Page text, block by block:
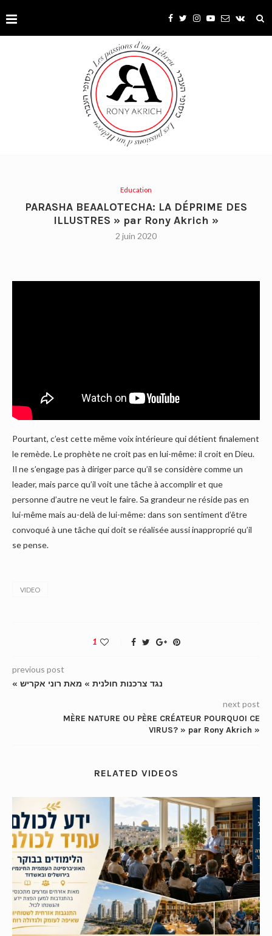
Education
PARASHA BEAALOTECHA: LA DÉPRIME DES
ILLUSTRES » par Rony Akrich »
2 juin 2020
Pourtant, c’est cette même voix intérieure qui détient finalement
le remède. Le prophète ne croit pas en lui-même: il croit en Dieu.
Il ne s’engage pas à diriger parce qu’il se considère comme un
leader, mais parce qu’il voit une tâche à accomplir et que
personne d’autre ne veut le faire. Sa grandeur ne réside pas en
lui-même mais au-delà de lui-même: dans son sentiment d’être
convoqué à une tâche qui doit se réalisée aussi inapproprié qu’il
se pense.
VIDEO
1
previous post
« נגד צרכנות חולנית » מאת רוני אקריש
next post
MÈRE NATURE OU PÈRE CRÉATEUR POURQUOI CE
VIRUS? » par Rony Akrich »
RELATED VIDEOS